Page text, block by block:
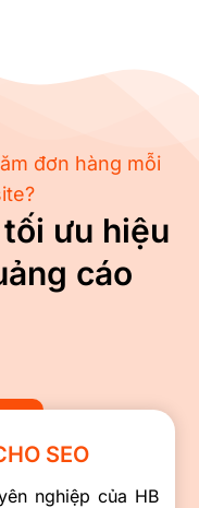
đơn hàng mỗi
ưu hiệu
cáo
SEO
nghiệp của HB